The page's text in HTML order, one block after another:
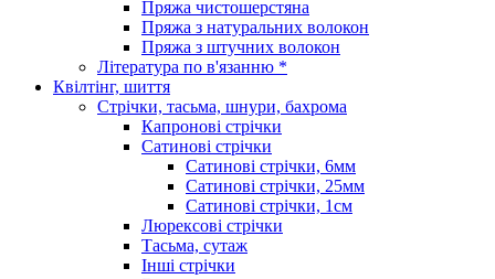
Пряжа чистошерстяна
Пряжа з натуральних волокон
Пряжа з штучних волокон
Література по в'язанню *
Квілтінг, шиття
Стрічки, тасьма, шнури, бахрома
Капронові стрічки
Сатинові стрічки
Сатинові стрічки, 6мм
Сатинові стрічки, 25мм
Сатинові стрічки, 1см
Люрексові стрічки
Тасьма, сутаж
Інші стрічки